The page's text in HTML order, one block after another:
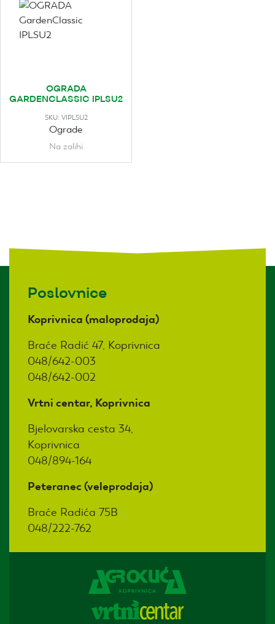
OGRADA
GARDENCLASSIC IPLSU2
SKU: VIPLSU2
Ograde
Na zalihi
Poslovnice
Koprivnica (maloprodaja)
Braće Radić 47, Koprivnica
048/642-003
048/642-002
Vrtni centar, Koprivnica
Bjelovarska cesta 34,
Koprivnica
048/894-164
Peteranec (veleprodaja)
Braće Radića 75B
048/222-762